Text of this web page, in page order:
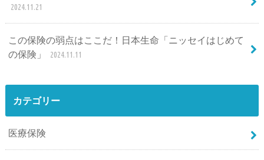
2024.11.21
この保険の弱点はここだ！日本生命「ニッセイはじめて
の保険」
2024.11.11
カテゴリー
医療保険